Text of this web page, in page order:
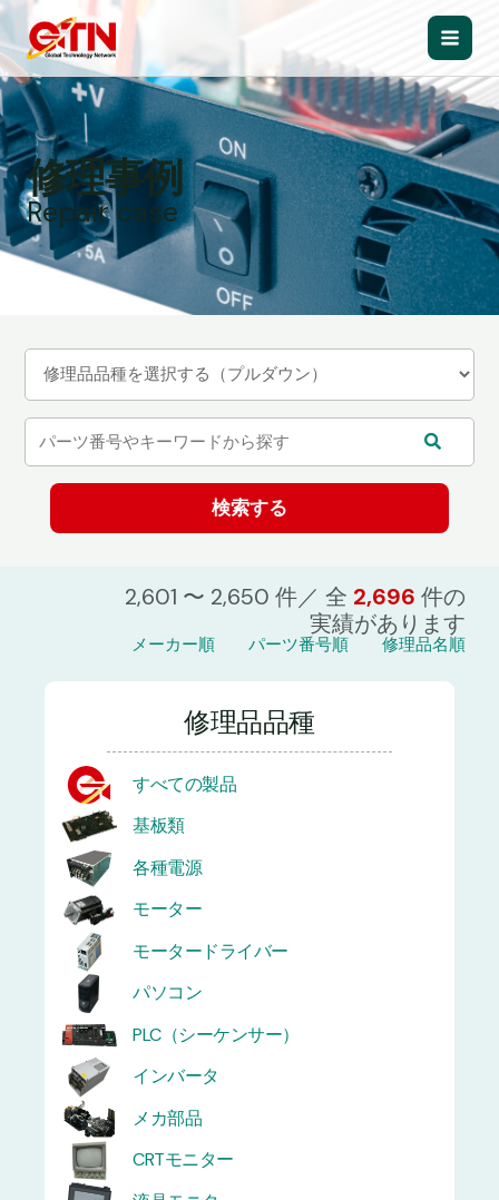
内
容
を
ス
キ
ッ
プ
Main
修理事例
Repair case
2,601 〜 2,650 件／ 全 2,696 件の
実績があります
メーカー順 パーツ番号順 修理品名順
修理品品種
すべての製品
基板類
各種電源
モーター
モータードライバー
パソコン
PLC（シーケンサー）
インバータ
メカ部品
CRTモニター